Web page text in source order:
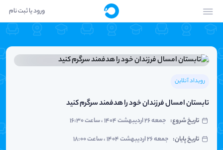
ورود یا ثبت نام
رویداد آنلاین
تابستان امسال فرزندان خود را هدفمند سرگرم کنید
تاریخ شروع: جمعه ۲۶ اردیبهشت ۱۴۰۴ ، ساعت ۱۶:۳۰
تاریخ پایان: جمعه ۲۶ اردیبهشت ۱۴۰۴ ، ساعت ۱۸:۰۰